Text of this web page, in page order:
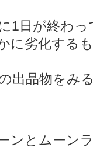
1日が終わ
に劣化する
出品物をみ
ンとムーン